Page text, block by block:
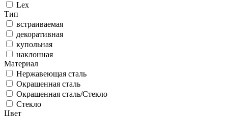
Lex
Тип
встраиваемая
декоративная
купольная
наклонная
Материал
Нержавеющая сталь
Окрашенная сталь
Окрашенная сталь/Стекло
Стекло
Цвет